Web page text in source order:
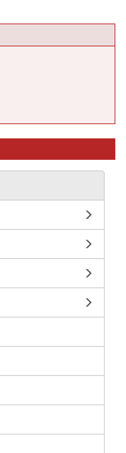
ポットクーラーは、
有効に活用し、より
てまいります。 こ
に心より感謝申し上